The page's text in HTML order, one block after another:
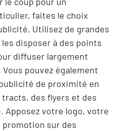
faites le choix
Utilisez de grandes
disposer à des points
diffuser largement
pouvez également
de proximité en
des flyers et des
Apposez votre logo, votre
promotion sur des